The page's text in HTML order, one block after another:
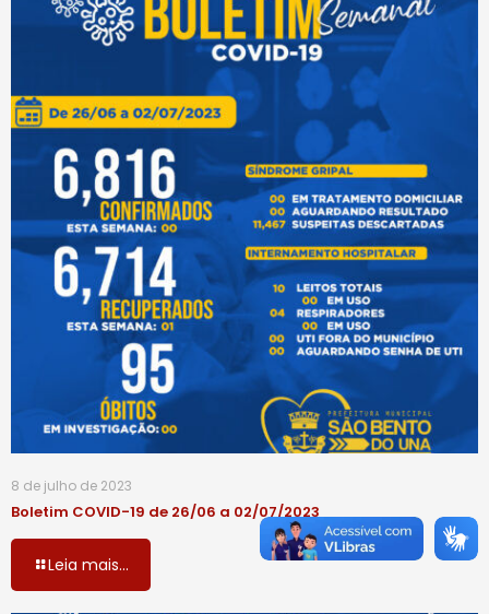
8 de julho de 2023
Boletim COVID-19 de 26/06 a 02/07/2023
Leia mais...